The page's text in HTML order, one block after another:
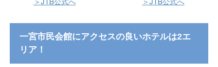
一宮市民会館にアクセスの良いホテルは2エ
リア！